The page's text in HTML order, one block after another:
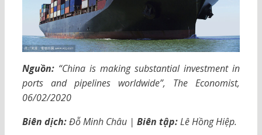
Nguồn:“China is making substantial investment in
ports and pipelines worldwide”, The Economist,
06/02/2020
Biên dịch:Đỗ Minh Châu | Biên tập:Lê Hồng Hiệp.